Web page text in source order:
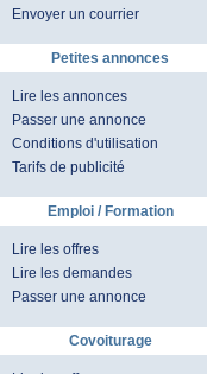
Envoyer un courrier
Petites annonces
Lire les annonces
Passer une annonce
Conditions d'utilisation
Tarifs de publicité
Emploi / Formation
Lire les offres
Lire les demandes
Passer une annonce
Covoiturage